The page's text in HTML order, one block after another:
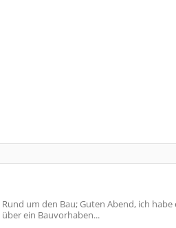
um den Bau; Guten Abend, ich
ein Bauvorhaben...